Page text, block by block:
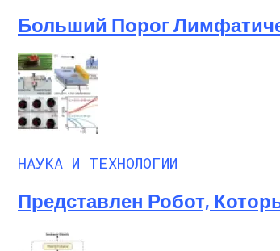
Больший Порог
НАУКА И ТЕХНОЛОГИИ
Представлен Робот,